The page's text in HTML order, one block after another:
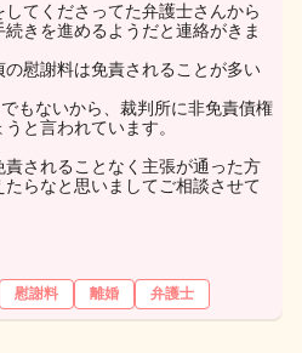
てくださってた弁護士さんから
きを進めるようだと連絡がきま
慰謝料は免責されることが多い
もないから、裁判所に非免責債権
と言われています。
責されることなく主張が通った方
らなと思いましてご相談させて
慰謝料 離婚 弁護士